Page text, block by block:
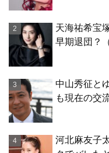
天海祐希宝
早期退団？
中山秀征と
も現在の交
河北麻友子